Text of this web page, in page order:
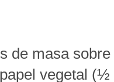
de masa
vegetal (½